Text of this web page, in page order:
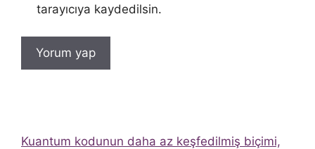
tarayıcıya kaydedilsin.
Kuantum kodunun daha az keşfedilmiş biçimi,